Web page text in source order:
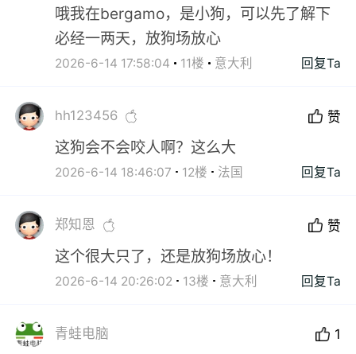
哦我在bergamo，是小狗，可以先了解下
必经一两天，放狗场放心
2026-6-14 17:58:04 11楼 意大利 回复Ta
hh123456 赞
这狗会不会咬人啊？这么大
2026-6-14 18:46:07 12楼 法国 回复Ta
郑知恩 赞
这个很大只了，还是放狗场放心！
2026-6-14 20:26:02 13楼 意大利 回复Ta
青蛙电脑 1